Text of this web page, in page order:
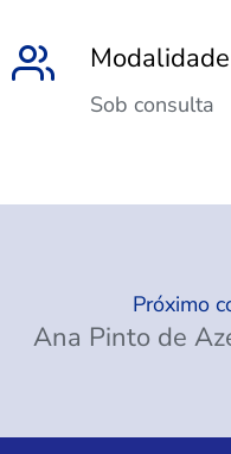
Modalidade
Sob consulta
Próximo
Ana Pinto de